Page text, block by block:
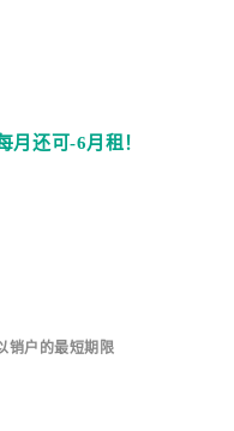
月还可-6月租！
销户的最短期限